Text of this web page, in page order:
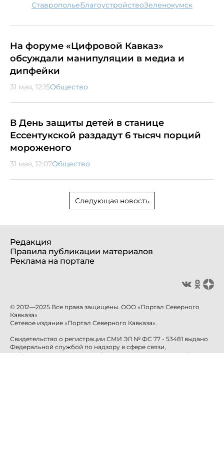
Ставрополье благоустройство Зеленокумск
На форуме «Цифровой Кавказ»
обсуждали манипуляции в медиа и
дипфейки
31 мая, 12:15Общество
В День защиты детей в станице
Ессентукской раздадут 6 тысяч порций
мороженого
31 мая, 12:07Общество
Следующая новость
Редакция
Правила публикации материалов
Реклама на портале
© 2012—2025 Все права защищены. ООО «Портал Северного
Кавказа»
Сетевое издание «Портал Северного Кавказа».
Свидетельство о регистрации СМИ ЭЛ № ФС 77 - 53481 выдано
Федеральной службой по надзору в сфере связи,
информационных технологий и массовых коммуникаций